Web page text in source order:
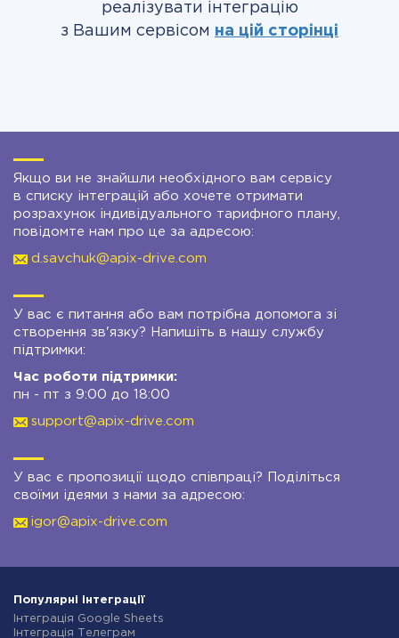
реалізувати інтеграцію
з Вашим сервісом на цій сторінці
Якщо ви не знайшли необхідного вам сервісу
в списку інтеграцій або хочете отримати
розрахунок індивідуального тарифного плану,
повідомте нам про це за адресою:
d.savchuk@apix-drive.com
У вас є питання або вам потрібна допомога зі
створення зв'язку? Напишіть в нашу службу
підтримки:
Час роботи підтримки:
пн - пт з 9:00 до 18:00
support@apix-drive.com
У вас є пропозиції щодо співпраці? Поділіться
своїми ідеями з нами за адресою:
igor@apix-drive.com
Популярні інтеграції
Інтеграція Google Sheets
Інтеграція Телеграм